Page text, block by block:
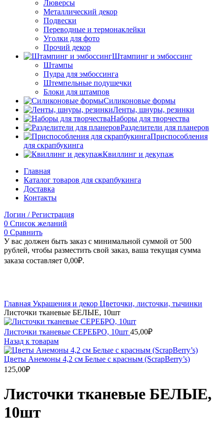
Люверсы
Металлический декор
Подвески
Переводные и термонаклейки
Уголки для фото
Прочий декор
Штампинг и эмбоссинг
Штампы
Пудра для эмбоссинга
Штемпельные подушечки
Блоки для штампов
Силиконовые формы
Ленты, шнуры, резинки
Наборы для творчества
Разделители для планеров
Приспособления
для скрапбукинга
Квиллинг и декупаж
Главная
Каталог товаров для скрапбукинга
Доставка
Контакты
Логин / Регистрация
0 Список желаний
0 Сравнить
У вас должен быть заказ с минимальной суммой от 500
рублей, чтобы разместить свой заказ, ваша текущая сумма
заказа составляет 0,00₽.
Главная Украшения и декор Цветочки, листочки, тычинки
Листочки тканевые БЕЛЫЕ, 10шт
Листочки тканевые СЕРЕБРО, 10шт 45,00₽
Назад к товарам
Цветы Анемоны 4,2 см Белые с красным (ScrapBerry’s)
125,00₽
Листочки тканевые БЕЛЫЕ,
10шт